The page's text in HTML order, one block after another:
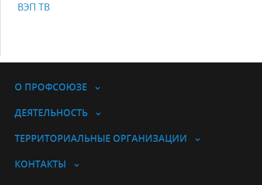
ВЭП ТВ
О ПРОФСОЮЗЕ
ДЕЯТЕЛЬНОСТЬ
ТЕРРИТОРИАЛЬНЫЕ ОРГАНИЗАЦИИ
КОНТАКТЫ